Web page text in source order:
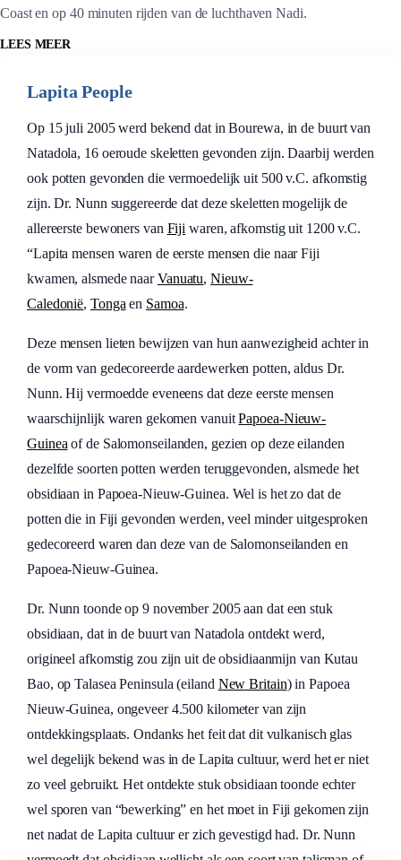
Coast en op 40 minuten rijden van de luchthaven Nadi.
LEES MEER
Lapita People
Op 15 juli 2005 werd bekend dat in Bourewa, in de buurt van
Natadola, 16 oeroude skeletten gevonden zijn. Daarbij werden
ook potten gevonden die vermoedelijk uit 500 v.C. afkomstig
zijn. Dr. Nunn suggereerde dat deze skeletten mogelijk de
allereerste bewoners van Fiji waren, afkomstig uit 1200 v.C.
“Lapita mensen waren de eerste mensen die naar Fiji
kwamen, alsmede naarVanuatu,Nieuw-
Caledonië, Tonga en Samoa.
Deze mensen lieten bewijzen van hun aanwezigheid achter in
de vorm van gedecoreerde aardewerken potten, aldus Dr.
Nunn. Hij vermoedde eveneens dat deze eerste mensen
waarschijnlijk waren gekomen vanuitPapoea-Nieuw-
Guinea of de Salomonseilanden, gezien op deze eilanden
dezelfde soorten potten werden teruggevonden, alsmede het
obsidiaan in Papoea-Nieuw-Guinea. Wel is het zo dat de
potten die in Fiji gevonden werden, veel minder uitgesproken
gedecoreerd waren dan deze van de Salomonseilanden en
Papoea-Nieuw-Guinea.
Dr. Nunn toonde op 9 november 2005 aan dat een stuk
obsidiaan, dat in de buurt van Natadola ontdekt werd,
origineel afkomstig zou zijn uit de obsidiaanmijn van Kutau
Bao, op Talasea Peninsula (eiland New Britain) in Papoea
Nieuw-Guinea, ongeveer 4.500 kilometer van zijn
ontdekkingsplaats. Ondanks het feit dat dit vulkanisch glas
wel degelijk bekend was in de Lapita cultuur, werd het er niet
zo veel gebruikt. Het ontdekte stuk obsidiaan toonde echter
wel sporen van “bewerking” en het moet in Fiji gekomen zijn
net nadat de Lapita cultuur er zich gevestigd had. Dr. Nunn